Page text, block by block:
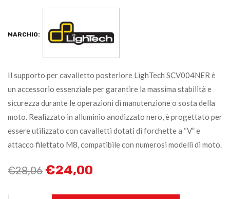
MARCHIO:
Il supporto per cavalletto posteriore LighTech SCV004NER è
un accessorio essenziale per garantire la massima stabilità e
sicurezza durante le operazioni di manutenzione o sosta della
moto. Realizzato in alluminio anodizzato nero, è progettato per
essere utilizzato con cavalletti dotati di forchette a “V” e
attacco filettato M8, compatibile con numerosi modelli di moto.
€28,06 €24,00